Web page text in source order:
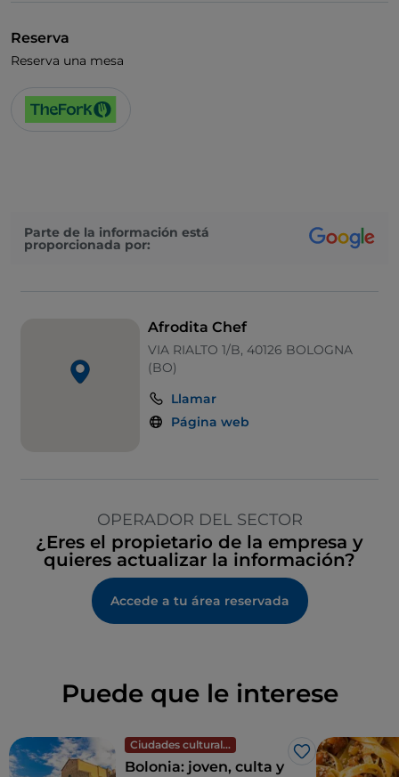
Reserva
Reserva una mesa
Parte de la información está
proporcionada por:
Afrodita Chef
VIA RIALTO 1/B, 40126 BOLOGNA
(BO)
Llamar
Página web
OPERADOR DEL SECTOR
¿Eres el propietario de la empresa y
quieres actualizar la información?
Accede a tu área reservada
Puede que le interese
Ciudades culturales
Me gusta
Bolonia: joven, culta y